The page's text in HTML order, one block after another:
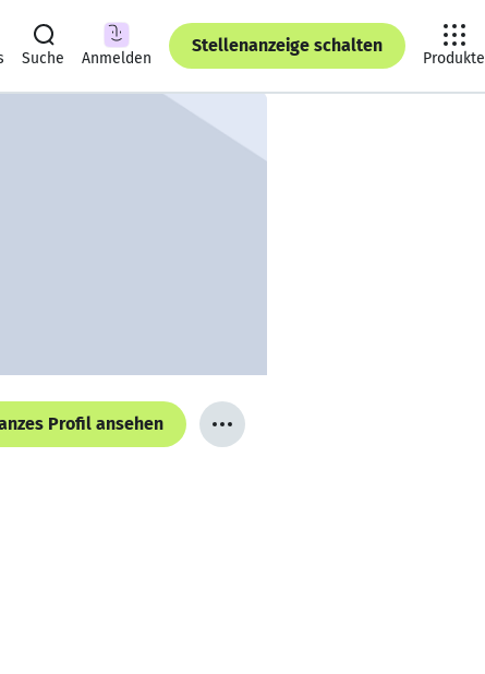
Suche Anmelden
Stellenanzeige schalten
Produkte
Profil ansehen